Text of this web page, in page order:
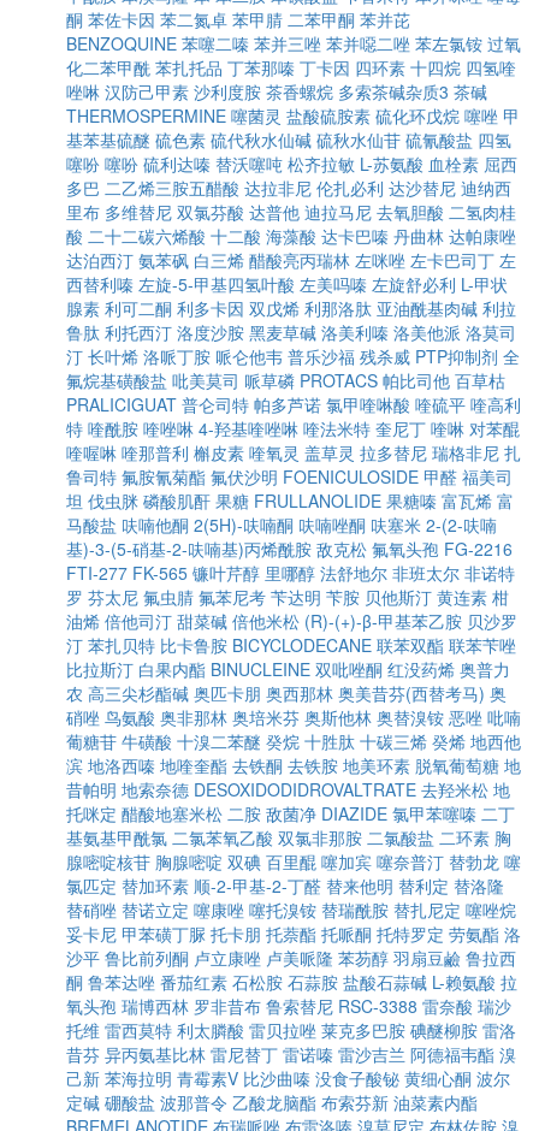
酮 苯佐卡因 苯二氮卓 苯甲腈 二苯甲酮 苯并芘
BENZOQUINE 苯噻二嗪 苯并三唑 苯并噁二唑 苯左氯铵 过氧
化二苯甲酰 苯扎托品 丁苯那嗪 丁卡因 四环素 十四烷 四氢喹
唑啉 汉防己甲素 沙利度胺 茶香螺烷 多索茶碱杂质3 茶碱
THERMOSPERMINE 噻菌灵 盐酸硫胺素 硫化环戊烷 噻唑 甲
基苯基硫醚 硫色素 硫代秋水仙碱 硫秋水仙苷 硫氰酸盐 四氢
噻吩 噻吩 硫利达嗪 替沃噻吨 松齐拉敏 L-苏氨酸 血栓素 屈西
多巴 二乙烯三胺五醋酸 达拉非尼 伦扎必利 达沙替尼 迪纳西
里布 多维替尼 双氯芬酸 达普他 迪拉马尼 去氧胆酸 二氢肉桂
酸 二十二碳六烯酸 十二酸 海藻酸 达卡巴嗪 丹曲林 达帕康唑
达泊西汀 氨苯砜 白三烯 醋酸亮丙瑞林 左咪唑 左卡巴司丁 左
西替利嗪 左旋-5-甲基四氢叶酸 左美吗嗪 左旋舒必利 L-甲状
腺素 利可二酮 利多卡因 双戊烯 利那洛肽 亚油酰基肉碱 利拉
鲁肽 利托西汀 洛度沙胺 黑麦草碱 洛美利嗪 洛美他派 洛莫司
汀 长叶烯 洛哌丁胺 哌仑他韦 普乐沙福 残杀威 PTP抑制剂 全
氟烷基磺酸盐 吡美莫司 哌草磷 PROTACS 帕比司他 百草枯
PRALICIGUAT 普仑司特 帕多芦诺 氯甲喹啉酸 喹硫平 喹高利
特 喹酰胺 喹唑啉 4-羟基喹唑啉 喹法米特 奎尼丁 喹啉 对苯醌
喹喔啉 喹那普利 槲皮素 喹氧灵 盖草灵 拉多替尼 瑞格非尼 扎
鲁司特 氟胺氰菊酯 氟伏沙明 FOENICULOSIDE 甲醛 福美司
坦 伐虫脒 磷酸肌酐 果糖 FRULLANOLIDE 果糖嗪 富瓦烯 富
马酸盐 呋喃他酮 2(5H)-呋喃酮 呋喃唑酮 呋塞米 2-(2-呋喃
基)-3-(5-硝基-2-呋喃基)丙烯酰胺 敌克松 氟氧头孢 FG-2216
FTI-277 FK-565 镰叶芹醇 里哪醇 法舒地尔 非班太尔 非诺特
罗 芬太尼 氟虫腈 氟苯尼考 苄达明 苄胺 贝他斯汀 黄连素 柑
油烯 倍他司汀 甜菜碱 倍他米松 (R)-(+)-β-甲基苯乙胺 贝沙罗
汀 苯扎贝特 比卡鲁胺 BICYCLODECANE 联苯双酯 联苯苄唑
比拉斯汀 白果内酯 BINUCLEINE 双吡唑酮 红没药烯 奥普力
农 高三尖杉酯碱 奥匹卡朋 奥西那林 奥美昔芬(西替考马) 奥
硝唑 鸟氨酸 奥非那林 奥培米芬 奥斯他林 奥替溴铵 恶唑 吡喃
葡糖苷 牛磺酸 十溴二苯醚 癸烷 十胜肽 十碳三烯 癸烯 地西他
滨 地洛西嗪 地喹奎酯 去铁酮 去铁胺 地美环素 脱氧葡萄糖 地
昔帕明 地索奈德 DESOXIDODIDROVALTRATE 去羟米松 地
托咪定 醋酸地塞米松 二胺 敌菌净 DIAZIDE 氯甲苯噻嗪 二丁
基氨基甲酰氯 二氯苯氧乙酸 双氯非那胺 二氯酸盐 二环素 胸
腺嘧啶核苷 胸腺嘧啶 双碘 百里醌 噻加宾 噻奈普汀 替勃龙 噻
氯匹定 替加环素 顺-2-甲基-2-丁醛 替来他明 替利定 替洛隆
替硝唑 替诺立定 噻康唑 噻托溴铵 替瑞酰胺 替扎尼定 噻唑烷
妥卡尼 甲苯磺丁脲 托卡朋 托萘酯 托哌酮 托特罗定 劳氨酯 洛
沙平 鲁比前列酮 卢立康唑 卢美哌隆 苯芴醇 羽扇豆鹼 鲁拉西
酮 鲁苯达唑 番茄红素 石松胺 石蒜胺 盐酸石蒜碱 L-赖氨酸 拉
氧头孢 瑞博西林 罗非昔布 鲁索替尼 RSC-3388 雷奈酸 瑞沙
托维 雷西莫特 利太膦酸 雷贝拉唑 莱克多巴胺 碘醚柳胺 雷洛
昔芬 异丙氨基比林 雷尼替丁 雷诺嗪 雷沙吉兰 阿德福韦酯 溴
己新 苯海拉明 青霉素V 比沙曲嗪 没食子酸铋 黄细心酮 波尔
定碱 硼酸盐 波那普令 乙酸龙脑酯 布索芬新 油菜素内酯
BREMELANOTIDE 布瑞哌唑 布雷洛嗪 溴莫尼定 布林佐胺 溴